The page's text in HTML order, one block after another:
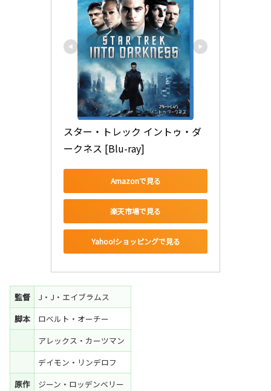
スター・トレック イントゥ・ダ
ークネス [Blu-ray]
Amazonで見る
楽天市場で見る
Yahoo!ショッピングで見る
監督
J・J・エイブラムス
脚本
ロベルト・オーチー
アレックス・カーツマン
デイモン・リンデロフ
原作
ジーン・ロッデンベリー